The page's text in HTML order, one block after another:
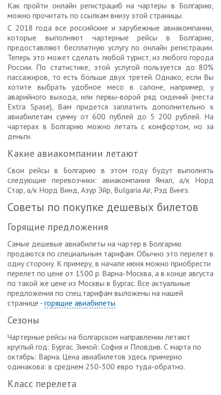
Как пройти онлайн регистрациб на чартеры в Болгарию,
можно прочитать по ссылкам внизу этой страницы.
С 2018 года все российские и зарубежные авиакомпании,
которые выполняют чартерные рейсы в Болгарию,
предоставляют бесплатную услугу по онлайн регистрации.
Теперь это может сделать любой турист, из любого города
России. По статистике, этой услугой пользуется до 80%
пассажиров, то есть больше двух третей. Однако, если Вы
хотите выбрать удобное месо в салоне, например, у
аварийного выхода, или первы-ворой ряд сидений (места
Extra Spase), Вам придется заплатить дополнительно к
авиабилетам сумму от 600 публей до 5 200 рублей. На
чартерах в Болгарию можно летать с комфортом, но за
деньги.
Какие авиакомпании летают
Свои рейсы в Болгарию в этом году будут выполнять
следующие перевозчики: авиакомпания Ямал, а/к Норд
Стар, а/к Норд Винд, Азур Эйр, Bulgaria Air, Рэд Вингз.
Советы по покупке дешевых билетов
Горящие предложения
Самые дешевые авиабилеты на чартер в Болгарию
продаются по специальным тарифам. Обычно это перелет в
одну сторону. К примеру, в начале июня можно приобрести
перелет по цене от 1500 р. Варна-Москва, а в конце августа
по такой же цене из Москвы в Бургас. Все актуальные
предложения по спец.тарифам выложены на нашей
странице - горящие авиабилеты
Сезоны
Чартерные рейсы на болгарском направлении летают
круглый год: Бургас. Зимой: София и Пловдив. С марта по
октябрь: Варна. Цена авиабилетов здесь примерно
одинакова: в среднем 250-300 евро туда-обратно.
Класс перелета